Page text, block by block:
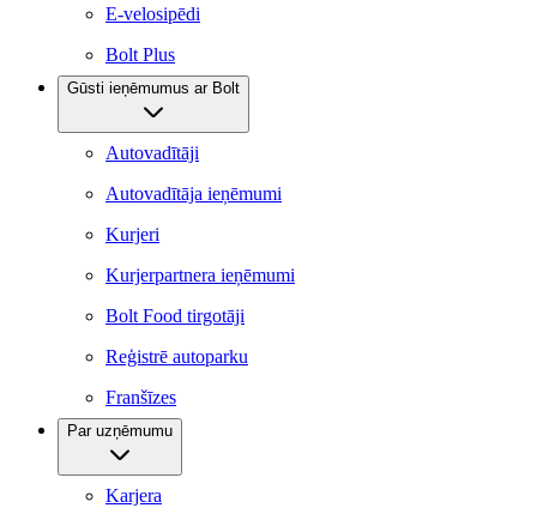
E-velosipēdi
Bolt Plus
Gūsti ieņēmumus ar Bolt
Autovadītāji
Autovadītāja ieņēmumi
Kurjeri
Kurjerpartnera ieņēmumi
Bolt Food tirgotāji
Reģistrē autoparku
Franšīzes
Par uzņēmumu
Karjera